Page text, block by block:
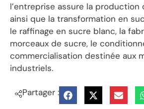
l’entreprise assure la production
ainsi que la transformation en
le raffinage en sucre blanc, la
morceaux de sucre, le
commercialisation destinée aux
industriels.
Partager :